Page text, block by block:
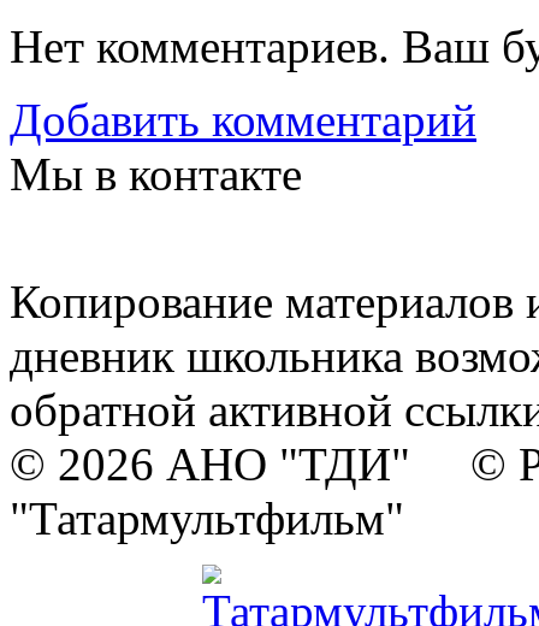
Нет комментариев. Ваш
Добавить комментарий
Мы в контакте
Копирование материалов
дневник школьника
обратной активной
© 2026 АНО "ТДИ" ©
"Татармультфильм"